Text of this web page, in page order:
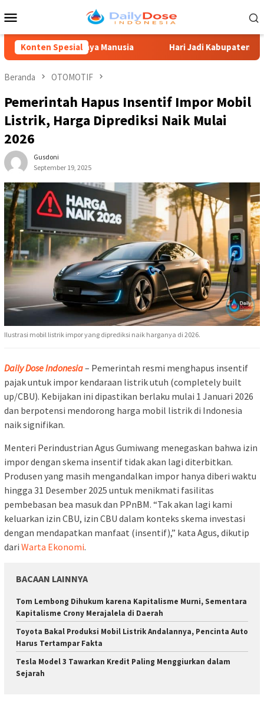
ke
Mobile
Konten Spesial
Daya Manusia Hari Jadi Kabupaten Blitar 702, Ketua
Beranda OTOMOTIF
Pemerintah Hapus Insentif Impor Mobil
Listrik, Harga Diprediksi Naik Mulai
2026
Gusdoni
September 19, 2025
Ilustrasi mobil listrik impor yang diprediksi naik harganya di 2026.
Daily Dose Indonesia– Pemerintah resmi menghapus insentif
pajak untuk impor kendaraan listrik utuh (completely built
up/CBU). Kebijakan ini dipastikan berlaku mulai 1 Januari 2026
dan berpotensi mendorong harga mobil listrik di Indonesia
naik signifikan.
Menteri Perindustrian Agus Gumiwang menegaskan bahwa izin
impor dengan skema insentif tidak akan lagi diterbitkan.
Produsen yang masih mengandalkan impor hanya diberi waktu
hingga 31 Desember 2025 untuk menikmati fasilitas
pembebasan bea masuk dan PPnBM. “Tak akan lagi kami
keluarkan izin CBU, izin CBU dalam konteks skema investasi
dengan mendapatkan manfaat (insentif),” kata Agus, dikutip
dari Warta Ekonomi.
BACAAN LAINNYA
Tom Lembong Dihukum karena Kapitalisme Murni, Sementara
Kapitalisme Crony Merajalela di Daerah
Toyota Bakal Produksi Mobil Listrik Andalannya, Pencinta Auto
Harus Tertampar Fakta
Tesla Model 3 Tawarkan Kredit Paling Menggiurkan dalam
Sejarah